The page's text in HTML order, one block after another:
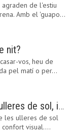
de l'estiu
Amb el 'guapo…
nit?
vos, heu de
pel matí o per…
Protecció dels ulls: les ulleres de sol, imprescindibles en una boda estiuenca
les ulleres de sol
confort visual.…